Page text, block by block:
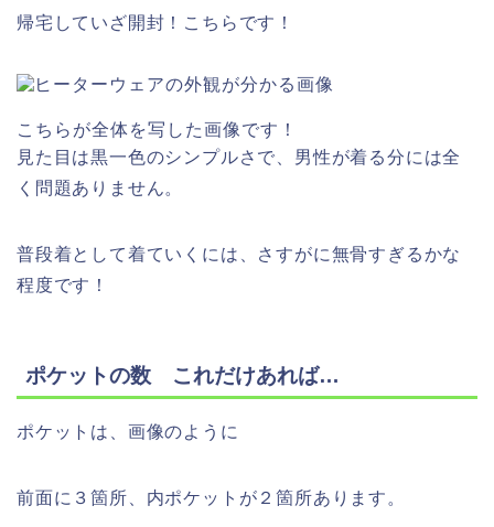
帰宅していざ開封！こちらです！
こちらが全体を写した画像です！
見た目は黒一色のシンプルさで、男性が着る分には全
く問題ありません。
普段着として着ていくには、さすがに無骨すぎるかな
程度です！
ポケットの数 これだけあれば…
ポケットは、画像のように
前面に３箇所、内ポケットが２箇所あります。